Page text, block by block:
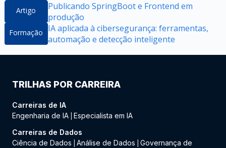
Artigo
Publicando SpringBoot e Frontend em
produção
Formação
IA aplicada à cibersegurança: ferramentas,
automação e detecção inteligente
TRILHAS POR CARREIRA
Carreiras de IA
Engenharia de IA Especialista em IA
Carreiras de Dados
Ciência de Dados
Análise de Dados
Governança de